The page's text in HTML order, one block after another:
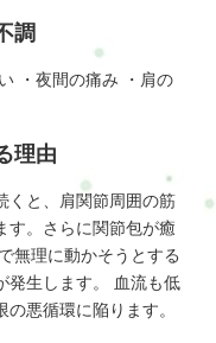
調
・夜間の痛み ・肩の
理由
くと、肩関節周囲の筋
す。さらに関節包が癒
無理に動かそうとする
発生します。 血流も低
悪循環に陥ります。